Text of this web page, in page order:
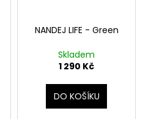
NANDEJ LIFE - Green
Skladem
1 290 Kč
DO KOŠÍKU